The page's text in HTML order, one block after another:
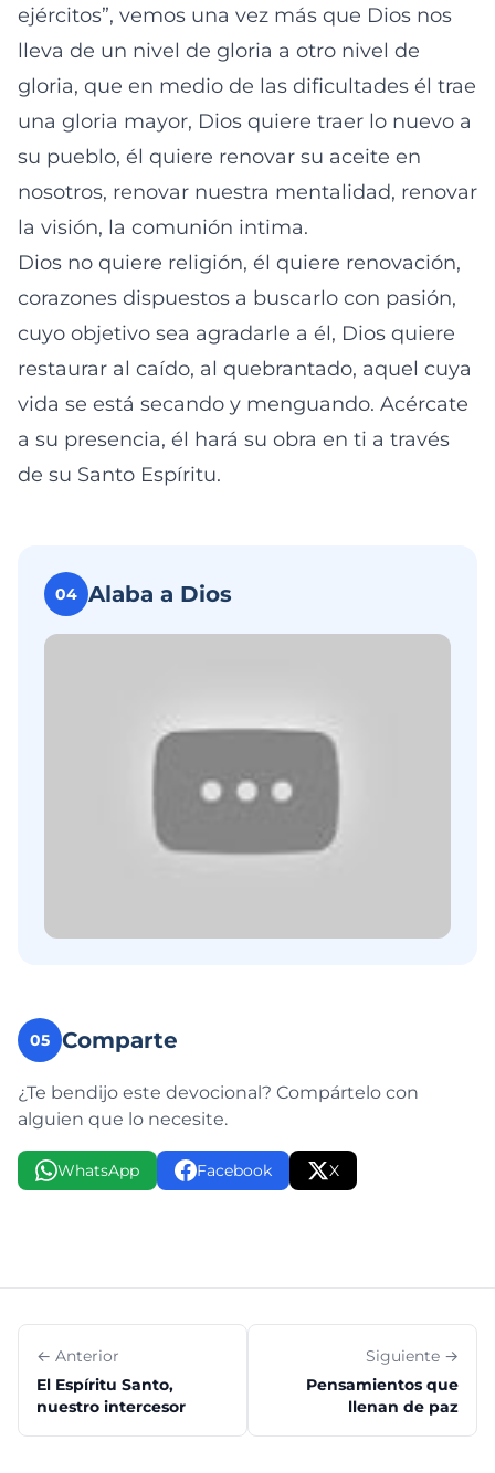
ejércitos”, vemos una vez más que Dios nos
lleva de un nivel de gloria a otro nivel de
gloria, que en medio de las dificultades él trae
una gloria mayor, Dios quiere traer lo nuevo a
su pueblo, él quiere renovar su aceite en
nosotros, renovar nuestra mentalidad, renovar
la visión, la comunión intima.
Dios no quiere religión, él quiere renovación,
corazones dispuestos a buscarlo con pasión,
cuyo objetivo sea agradarle a él, Dios quiere
restaurar al caído, al quebrantado, aquel cuya
vida se está secando y menguando. Acércate
a su presencia, él hará su obra en ti a través
de su Santo Espíritu.
04 Alaba a Dios
05 Comparte
¿Te bendijo este devocional? Compártelo con
alguien que lo necesite.
WhatsApp Facebook X
← Anterior
El Espíritu Santo,
nuestro intercesor
Siguiente →
Pensamientos que
llenan de paz